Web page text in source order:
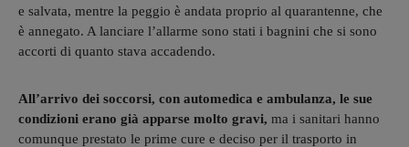
e salvata, mentre la peggio è andata proprio al quarantenne, che
è annegato. A lanciare l’allarme sono stati i bagnini che si sono
accorti di quanto stava accadendo.
All’arrivo dei soccorsi, con automedica e ambulanza, le sue
condizioni erano già apparse molto gravi, ma i sanitari hanno
comunque prestato le prime cure e deciso per il trasporto in